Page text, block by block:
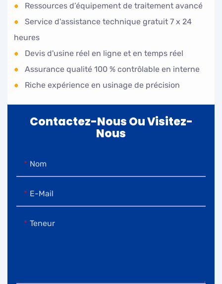
●
Ressources d’équipement de traitement avancé
●
Service d'assistance technique gratuit 7 x 24
heures
●
Devis d'usine réel en ligne et en temps réel
●
Assurance qualité 100 % contrôlable en interne
●
Riche expérience en usinage de précision
Contactez-Nous Ou Visitez-
Nous
Nom
E-Mail
Teneur